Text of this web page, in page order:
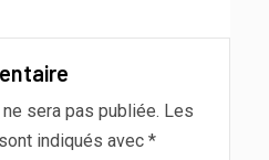
sera pas publiée. Les
indiqués avec *